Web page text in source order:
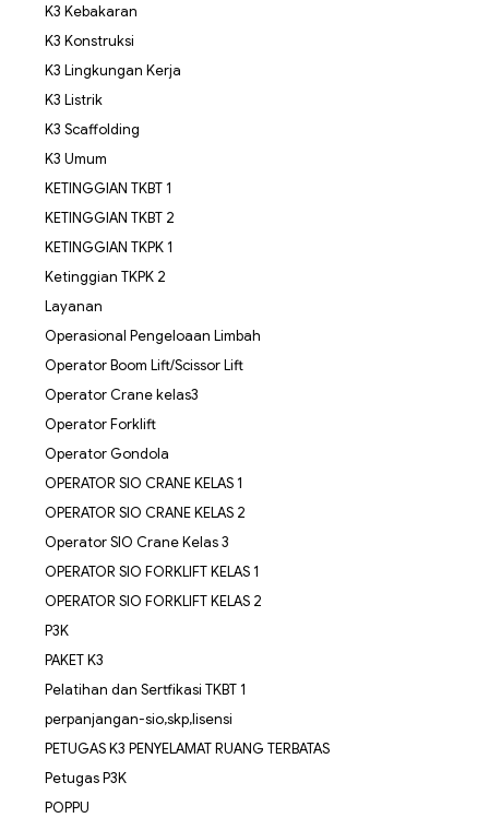
K3 Kebakaran
K3 Konstruksi
K3 Lingkungan Kerja
K3 Listrik
K3 Scaffolding
K3 Umum
KETINGGIAN TKBT 1
KETINGGIAN TKBT 2
KETINGGIAN TKPK 1
Ketinggian TKPK 2
Layanan
Operasional Pengeloaan Limbah
Operator Boom Lift/Scissor Lift
Operator Crane kelas3
Operator Forklift
Operator Gondola
OPERATOR SIO CRANE KELAS 1
OPERATOR SIO CRANE KELAS 2
Operator SIO Crane Kelas 3
OPERATOR SIO FORKLIFT KELAS 1
OPERATOR SIO FORKLIFT KELAS 2
P3K
PAKET K3
Pelatihan dan Sertfikasi TKBT 1
perpanjangan-sio,skp,lisensi
PETUGAS K3 PENYELAMAT RUANG TERBATAS
Petugas P3K
POPPU